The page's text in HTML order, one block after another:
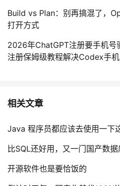
Build vs Plan：别再搞混了，
打开方式
2026年ChatGPT注册要手机号
注册保姆级教程解决Codex手
相关文章
Java 程序员都应该去使用一下
比SQL还好用，又一门国产数
开源软件也是要恰饭的